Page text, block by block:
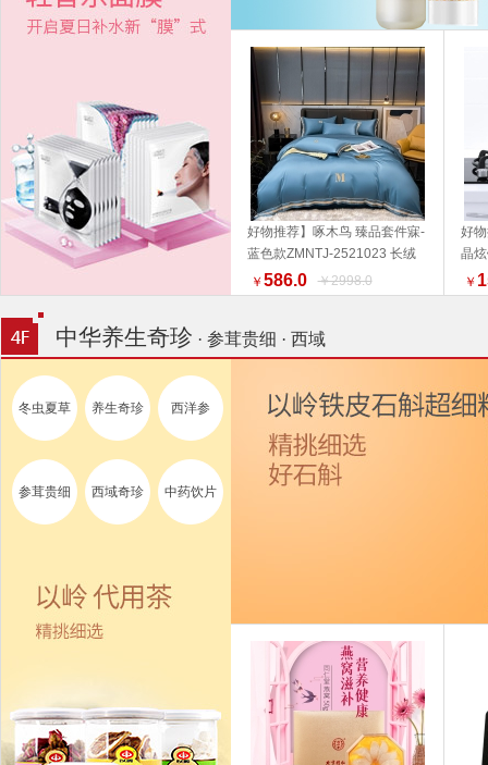
好物推荐】啄木鸟 臻品套件寐-
蓝色款ZMNTJ-2521023 长绒
棉 家纺 品质生活 健康生活家居
特惠促销】】 家纺
￥ 586.0 ￥2998.0
好
晶
14
换
￥
中华养生奇珍 · 参茸贵细 · 西域
冬虫夏草 养生奇珍 西洋参
参茸贵细 西域奇珍 中药饮片